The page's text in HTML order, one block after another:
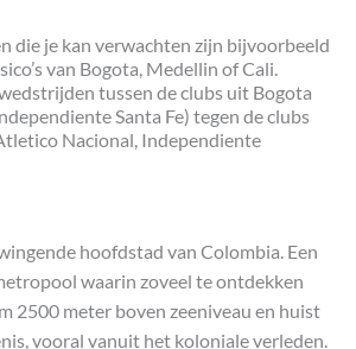
die je kan verwachten zijn bijvoorbeeld
van Bogota, Medellin of Cali.
tussen de clubs uit Bogota
Santa Fe) tegen de clubs
Nacional, Independiente
hoofdstad van Colombia. Een
waarin zoveel te ontdekken
2500 meter boven zeeniveau en huist
vooral vanuit het koloniale verleden.